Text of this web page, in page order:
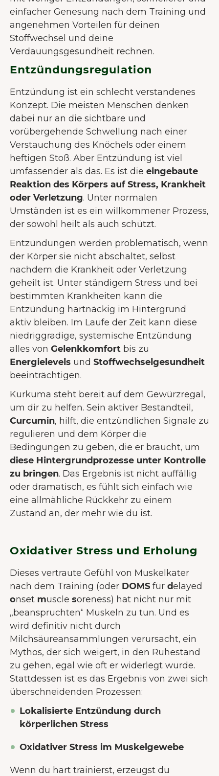
einfacher Genesung nach dem Training und
angenehmen Vorteilen für deinen
Stoffwechsel und deine
Verdauungsgesundheit rechnen.
Entzündungsregulation
Entzündung ist ein schlecht verstandenes
Konzept. Die meisten Menschen denken
dabei nur an die sichtbare und
vorübergehende Schwellung nach einer
Verstauchung des Knöchels oder einem
heftigen Stoß. Aber Entzündung ist viel
umfassender als das. Es ist die eingebaute
Reaktion des Körpers auf Stress, Krankheit
oder Verletzung. Unter normalen
Umständen ist es ein willkommener Prozess,
der sowohl heilt als auch schützt.
Entzündungen werden problematisch, wenn
der Körper sie nicht abschaltet, selbst
nachdem die Krankheit oder Verletzung
geheilt ist. Unter ständigem Stress und bei
bestimmten Krankheiten kann die
Entzündung hartnäckig im Hintergrund
aktiv bleiben. Im Laufe der Zeit kann diese
niedriggradige, systemische Entzündung
alles von Gelenkkomfort bis zu
Energielevels und Stoffwechselgesundheit
beeinträchtigen.
Kurkuma steht bereit auf dem Gewürzregal,
um dir zu helfen. Sein aktiver Bestandteil,
Curcumin, hilft, die entzündlichen Signale zu
regulieren und dem Körper die
Bedingungen zu geben, die er braucht, um
diese Hintergrundprozesse unter Kontrolle
zu bringen. Das Ergebnis ist nicht auffällig
oder dramatisch, es fühlt sich einfach wie
eine allmähliche Rückkehr zu einem
Zustand an, der mehr wie du ist.
Oxidativer Stress und Erholung
Dieses vertraute Gefühl von Muskelkater
nach dem Training (oder DOMS für delayed
onset muscle soreness) hat nicht nur mit
„beanspruchten“ Muskeln zu tun. Und es
wird definitiv nicht durch
Milchsäureansammlungen verursacht, ein
Mythos, der sich weigert, in den Ruhestand
zu gehen, egal wie oft er widerlegt wurde.
Stattdessen ist es das Ergebnis von zwei sich
überschneidenden Prozessen:
Lokalisierte Entzündung durch
körperlichen Stress
Oxidativer Stress im Muskelgewebe
Wenn du hart trainierst, erzeugst du